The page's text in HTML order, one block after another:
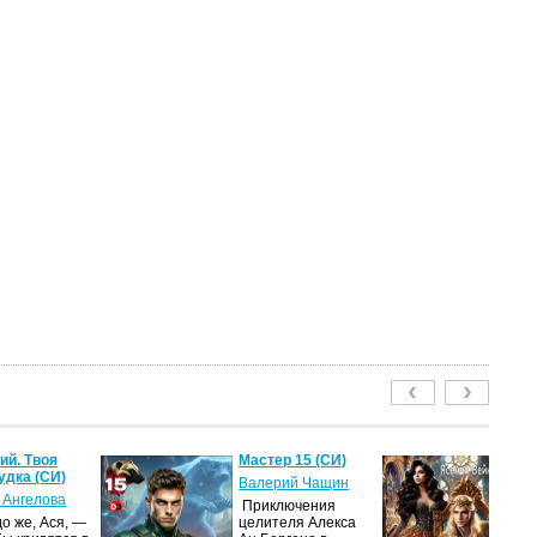
Твоя
(СИ)
же, Ася, —
Мастер 15 (СИ)
Валерий Чащин
Приключения
целителя Алекса